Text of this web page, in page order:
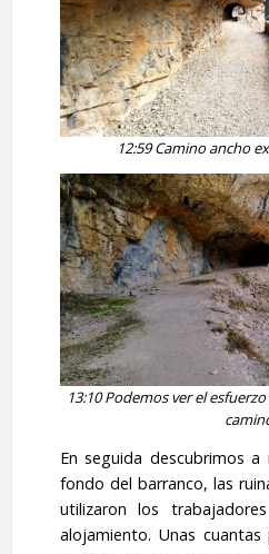
12:59 Camino ancho
13:10 Podemos ver el
En seguida descubrimos
fondo del barranco, las
utilizaron los
alojamiento. Unas